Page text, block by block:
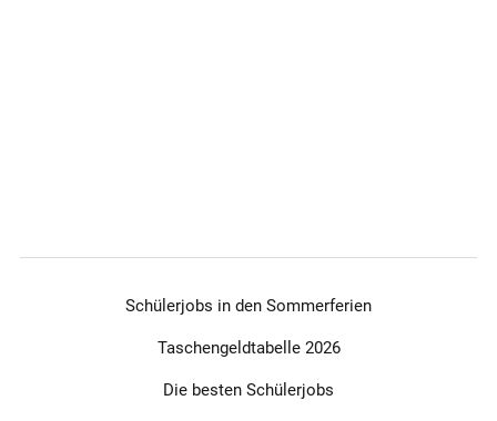
Schülerjobs in den Sommerferien
Taschengeldtabelle 2026
Die besten Schülerjobs